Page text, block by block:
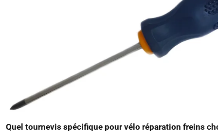
Quel tournevis spécifique pour vélo réparation freins